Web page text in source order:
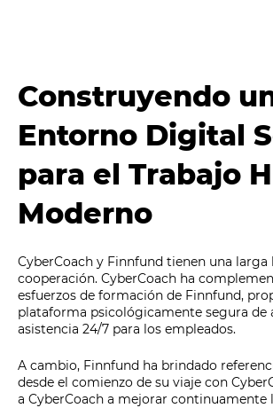
Construyendo
Entorno Digital
para el Trabajo
Moderno
CyberCoach y Finnfund tienen una larga
cooperación. CyberCoach ha
esfuerzos de formación de Finnfund,
plataforma psicológicamente segura de
asistencia 24/7 para los empleados.
A cambio, Finnfund ha brindado
desde el comienzo de su viaje con
a CyberCoach a mejorar continuamente